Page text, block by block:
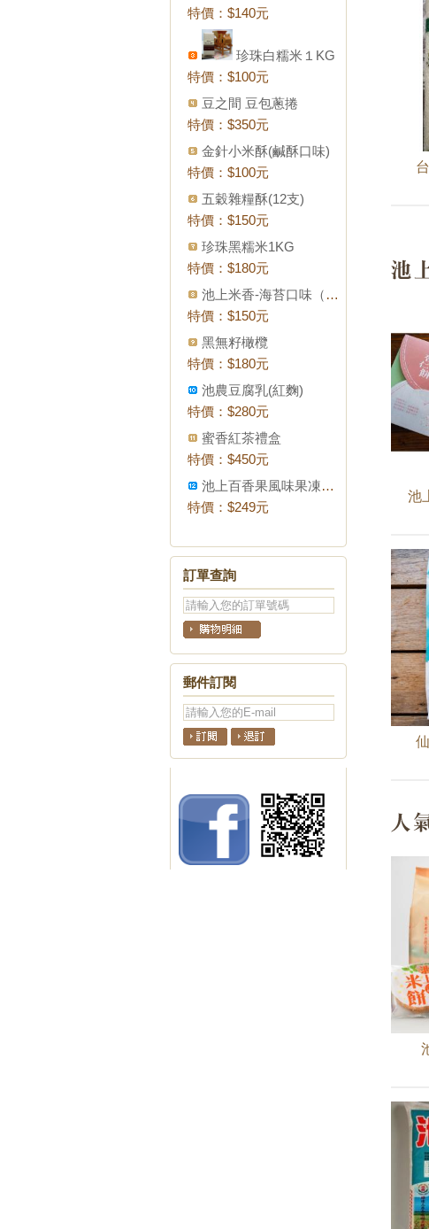
特價： $140元
珍珠白糯米１KG
特價： $100元
豆之間 豆包蔥捲
特價： $350元
金針小米酥(鹹酥口味)
特價： $100元
五穀雜糧酥(12支)
特價： $150元
珍珠黑糯米1KG
特價： $180元
池上米香-海苔口味（全素）
特價： $150元
黑無籽橄欖
特價： $180元
池農豆腐乳(紅麴)
特價： $280元
蜜香紅茶禮盒
特價： $450元
池上百香果風味果凍飲6入
特價： $249元
訂單查詢
郵件訂閱
池